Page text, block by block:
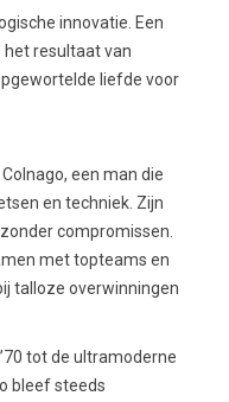
innovatie. Een
het resultaat van
liefde voor
een man die
en techniek. Zijn
compromissen.
met topteams en
talloze overwinningen
tot de ultramoderne
bleef steeds